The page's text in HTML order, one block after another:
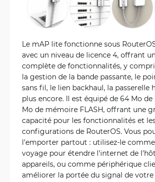
Le mAP lite fonctionne sous
avec un niveau de licence 4, offrant
complète de fonctionnalités, y
la gestion de la bande passante, le
sans fil, le lien backhaul, la passerelle
plus encore. Il est équipé de 64 Mo de
Mo de mémoire FLASH, offrant une
capacité pour les fonctionnalités et
configurations de RouterOS. Vous
l'emporter partout : utilisez-le
voyage pour étendre l'internet de
appareils, ou comme périphérique
améliorer la portée du signal de